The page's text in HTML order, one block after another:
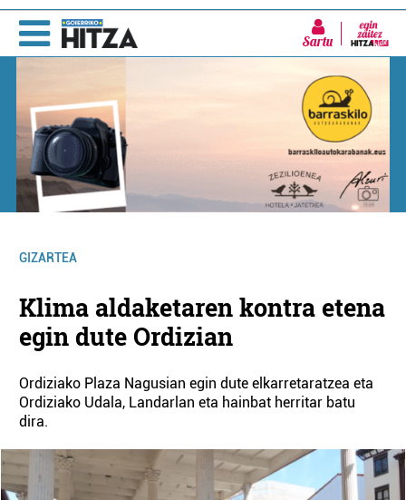
Sartu
GIZARTEA
Klima aldaketaren kontra etena
egin dute Ordizian
Ordiziako Plaza Nagusian egin dute elkarretaratzea eta
Ordiziako Udala, Landarlan eta hainbat herritar batu
dira.